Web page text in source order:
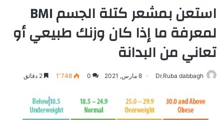
استعن بمشعر كتلة الجسم BMI
لمعرفة ما إذا كان وزنك طبيعي أو
تعاني من البدانة
Dr.Ruba dabbagh 8 مارس, 2021 0 1٬748